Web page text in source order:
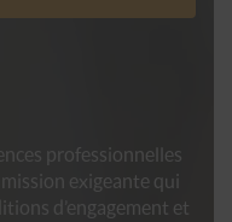
professionnelles
exigeante qui
d’engagement et